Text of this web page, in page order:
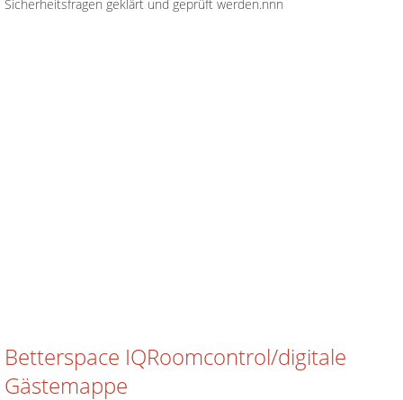
Sicherheitsfragen geklärt und geprüft werden.nnn
Betterspace IQRoomcontrol/digitale
Gästemappe